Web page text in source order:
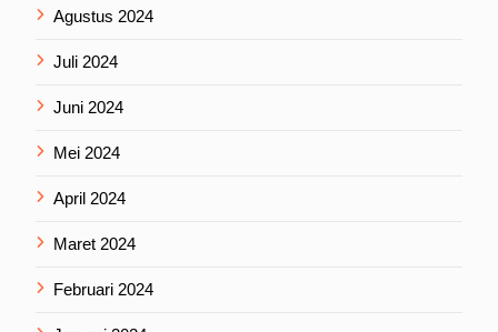
Agustus 2024
Juli 2024
Juni 2024
Mei 2024
April 2024
Maret 2024
Februari 2024